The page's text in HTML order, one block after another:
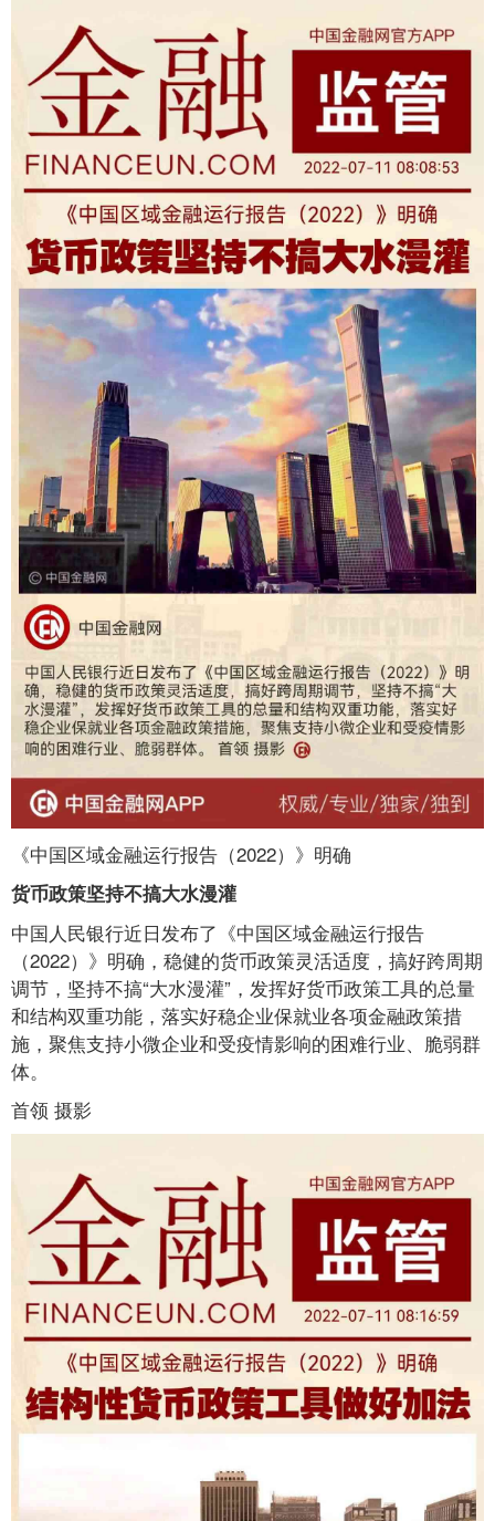
《中国区域金融运行报告（2022）》明确
货币政策坚持不搞大水漫灌
中国人民银行近日发布了《中国区域金融运行报告
（2022）》明确，稳健的货币政策灵活适度，搞好跨周期
调节，坚持不搞“大水漫灌”，发挥好货币政策工具的总量
和结构双重功能，落实好稳企业保就业各项金融政策措
施，聚焦支持小微企业和受疫情影响的困难行业、脆弱群
体。
首领 摄影